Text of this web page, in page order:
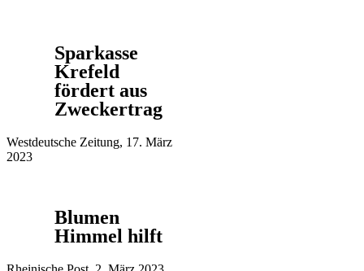
Sparkasse
Krefeld
fördert aus
Zweckertrag
Westdeutsche Zeitung, 17. März
2023
Blumen
Himmel hilft